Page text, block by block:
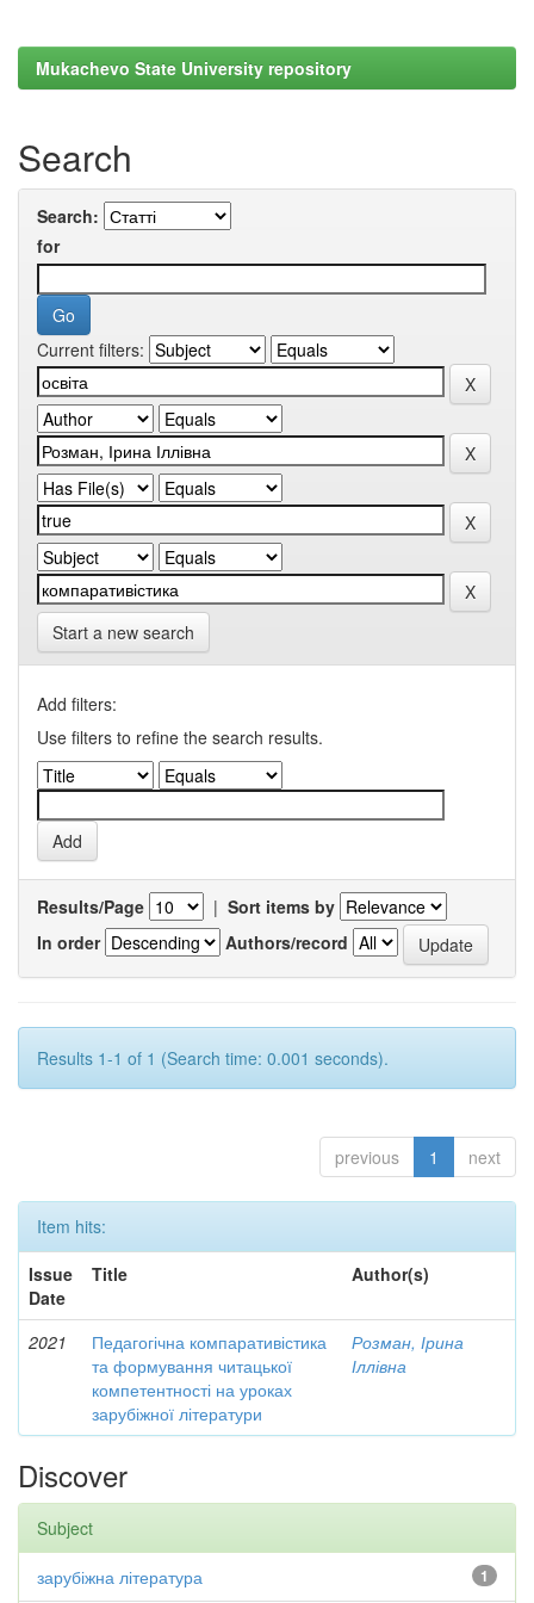
Mukachevo State University repository
Search
Search:
for
Current filters:
Start a new search
Add filters:
Use filters to refine the search results.
Results/Page | Sort items by
In order
Authors/record
Results 1-1 of 1 (Search time: 0.001 seconds).
previous 1 next
Item hits:
Issue
Date
Title Author(s)
2021
Педагогічна компаративістика
та формування читацької
компетентності на уроках
зарубіжної літератури
Розман, Ірина
Іллівна
Discover
Subject
1
зарубіжна література